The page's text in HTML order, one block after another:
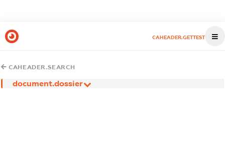
CAHEADER.GETTEST
CAHEADER.SEARCH
document.dossier